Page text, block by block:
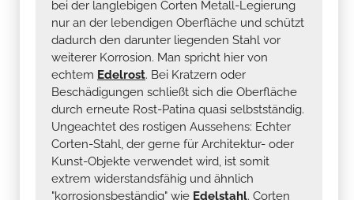
bei der langlebigen Corten Metall-Legierung
nur an der lebendigen Oberfläche und schützt
dadurch den darunter liegenden Stahl vor
weiterer Korrosion. Man spricht hier von
echtem Edelrost. Bei Kratzern oder
Beschädigungen schließt sich die Oberfläche
durch erneute Rost-Patina quasi selbstständig.
Ungeachtet des rostigen Aussehens: Echter
Corten-Stahl, der gerne für Architektur- oder
Kunst-Objekte verwendet wird, ist somit
extrem widerstandsfähig und ähnlich
"korrosionsbeständig" wie Edelstahl. Corten